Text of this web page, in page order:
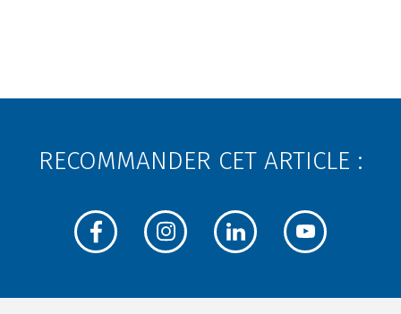
RECOMMANDER CET ARTICLE :